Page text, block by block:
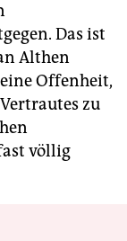
Das ist
Althen
Offenheit,
zu
völlig